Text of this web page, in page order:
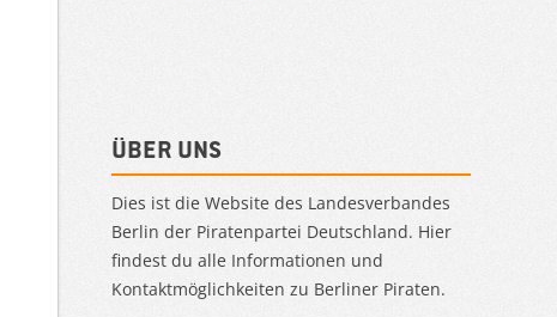
Über uns
Dies ist die Website des Landesverbandes
Berlin der Piratenpartei Deutschland. Hier
findest du alle Informationen und
Kontaktmöglichkeiten zu Berliner Piraten.